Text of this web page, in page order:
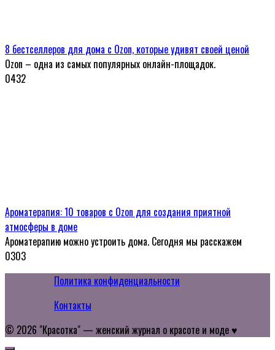
8 бестселлеров для дома с Ozon, которые удивят своей ценой
Ozon – одна из самых популярных онлайн-площадок.
0432
Ароматерапия: 10 товаров с Ozon для создания приятной
атмосферы в доме
Ароматерапию можно устроить дома. Сегодня мы расскажем
0303
Политика конфиденциальности
Контакты
© 2026 "Красотка" — женский журнал о красоте и моде ♥